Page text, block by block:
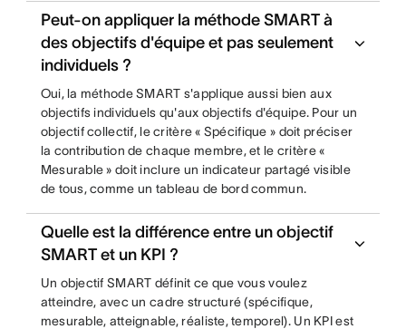
Peut-on appliquer la méthode SMART à
des objectifs d'équipe et pas seulement
individuels ?
Oui, la méthode SMART s'applique aussi bien aux
objectifs individuels qu'aux objectifs d'équipe. Pour un
objectif collectif, le critère « Spécifique » doit préciser
la contribution de chaque membre, et le critère «
Mesurable » doit inclure un indicateur partagé visible
de tous, comme un tableau de bord commun.
Quelle est la différence entre un objectif
SMART et un KPI ?
Un objectif SMART définit ce que vous voulez
atteindre, avec un cadre structuré (spécifique,
mesurable, atteignable, réaliste, temporel). Un KPI est